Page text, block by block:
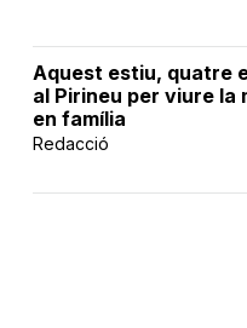
Aquest estiu, quatre
al Pirineu per viure la
en família
Redacció